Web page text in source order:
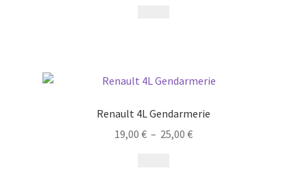
Renault 4L Gendarmerie
19,00 € – 25,00 €